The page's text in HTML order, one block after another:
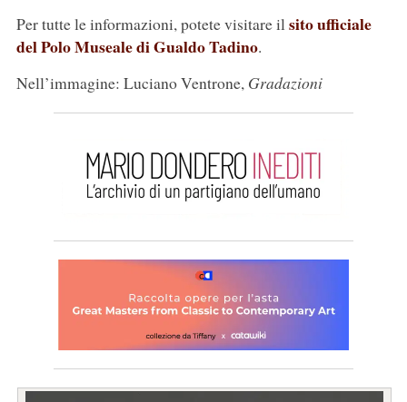
Per tutte le informazioni, potete visitare ilsito ufficiale
del Polo Museale di Gualdo Tadino.
Nell’immagine: Luciano Ventrone, Gradazioni